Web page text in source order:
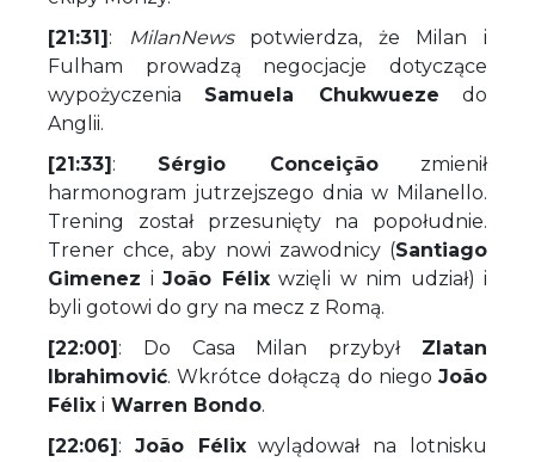
[21:31]: MilanNewspotwierdza, że Milan i
Fulham prowadzą negocjacje dotyczące
wypożyczenia Samuela Chukwueze do
Anglii.
[21:33]: Sérgio Conceiçãozmienił
harmonogram jutrzejszego dnia w Milanello.
Trening został przesunięty na popołudnie.
Trener chce, aby nowi zawodnicy (Santiago
Gimenez i João Félixwzięli w nim udział) i
byli gotowi do gry na mecz z Romą.
[22:00]: Do Casa Milan przybył Zlatan
Ibrahimović. Wkrótce dołączą do niego João
Félix i Warren Bondo.
[22:06]: João Félixwylądował na lotnisku